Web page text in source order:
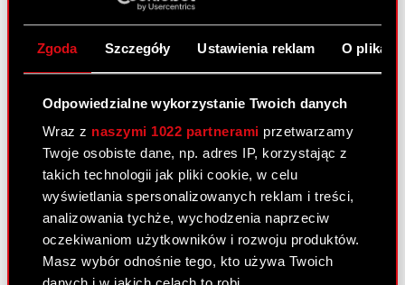
Zgoda Szczegóły Ustawienia reklam O
Odpowiedzialne wykorzystanie Twoich danych
Wraz z naszymi 1022 partnerami przetwarzamy
Twoje osobiste dane, np. adres IP, korzystając z
takich technologii jak pliki cookie, w celu
wyświetlania spersonalizowanych reklam i treści,
analizowania tychże, wychodzenia naprzeciw
oczekiwaniom użytkowników i rozwoju produktów.
Masz wybór odnośnie tego, kto używa Twoich
ustanowienie prokur łącznych
Raport bieżący nr 2/2011
3 stycznia 2011
PDF
Rejestracja połączenia Optimus S.A. ze
spółką zależną CDP Investment sp. z
o.o., zmian w Statucie Spółki oraz
warunkowego podwyższenia kapitału
zakładowego Spółki.
PDF Załącznik